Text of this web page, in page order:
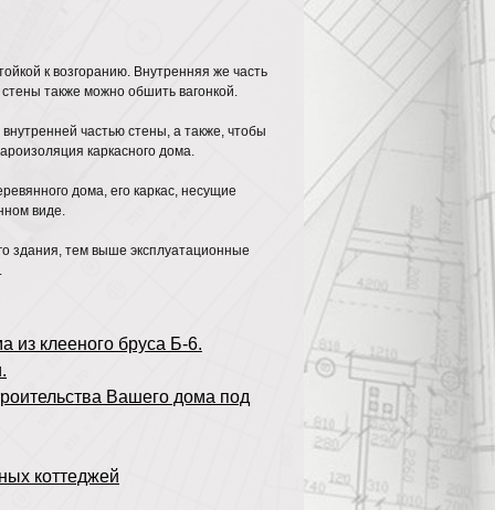
к возгоранию. Внутренняя же часть
также можно обшить вагонкой.
частью стены, а также, чтобы
каркасного дома.
дома, его каркас, несущие
виде.
здания, тем выше эксплуатационные
из клееного бруса Б-6.
Вашего дома под
коттеджей